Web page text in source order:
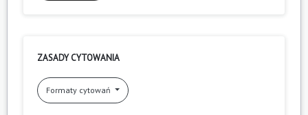
ZASADY CYTOWANIA
Formaty cytowań